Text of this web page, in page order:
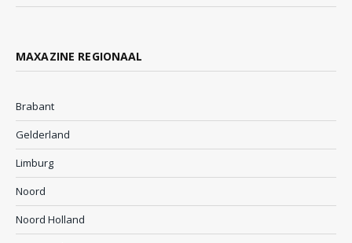
MAXAZINE REGIONAAL
Brabant
Gelderland
Limburg
Noord
Noord Holland